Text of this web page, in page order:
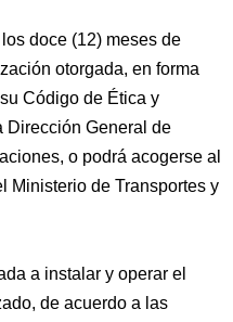
doce (12) meses de
otorgada, en forma
Código de Ética y
Dirección General de
o podrá acogerse al
Ministerio de Transportes y
a instalar y operar el
de acuerdo a las